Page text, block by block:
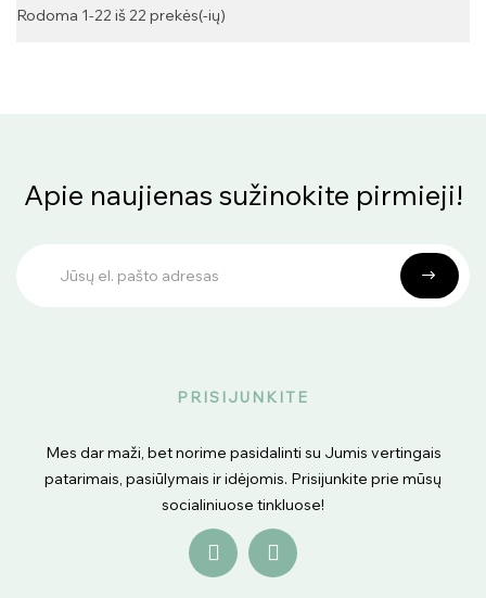
Rodoma 1-22 iš 22 prekės(-ių)
Apie naujienas sužinokite pirmieji!
PRISIJUNKITE
Mes dar maži, bet norime pasidalinti su Jumis vertingais
patarimais, pasiūlymais ir idėjomis. Prisijunkite prie mūsų
socialiniuose tinkluose!